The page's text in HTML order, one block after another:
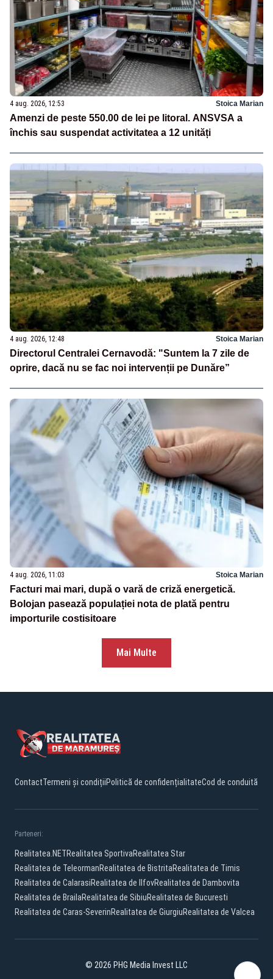
4 aug. 2026, 12:53 Stoica Marian
Amenzi de peste 550.00 de lei pe litoral. ANSVSA a
închis sau suspendat activitatea a 12 unități
4 aug. 2026, 12:48 Stoica Marian
Directorul Centralei Cernavodă: "Suntem la 7 zile de
oprire, dacă nu se fac noi intervenții pe Dunăre”
4 aug. 2026, 11:03 Stoica Marian
Facturi mai mari, după o vară de criză energetică.
Bolojan pasează populației nota de plată pentru
importurile costisitoare
Mai Multe
ContactTermeni și condițiiPolitică de confidențialitateCod de conduită
Parteneri:
Realitatea.NETRealitatea SportivaRealitatea Star
Realitatea de TeleormanRealitatea de BistritaRealitatea de Timis
Realitatea de CalarasiRealitatea de IlfovRealitatea de Dambovita
Realitatea de BrailaRealitatea de SibiuRealitatea de Bucuresti
Realitatea de Caras-SeverinRealitatea de GiurgiuRealitatea de Valcea
© 2026 PHG Media Invest LLC